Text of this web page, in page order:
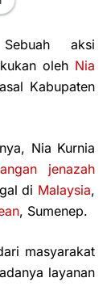
aksi
oleh Nia
Kabupaten
Nia Kurnia
jenazah
di Malaysia,
, Sumenep.
masyarakat
layanan